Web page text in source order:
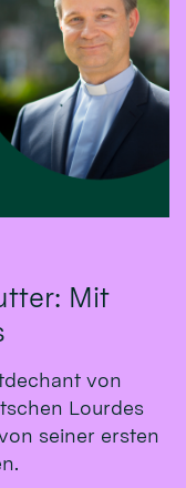
Mit
von
Lourdes
seiner ersten